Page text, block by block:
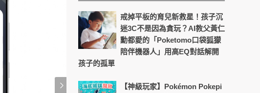
戒掉平板的育兒新救星！孩子沉
迷3C不是因為貪玩？AI教父黃仁
勳都愛的「Poketomo口袋狐獴
陪伴機器人」用高EQ對話解開
孩子的孤單
【神級玩家】Pokémon Pokepi